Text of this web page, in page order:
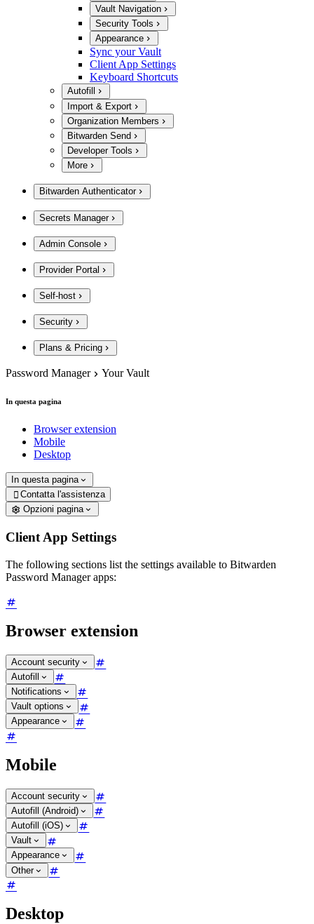
Vault Navigation
Security Tools
Appearance
Sync your Vault
Client App Settings
Keyboard Shortcuts
Autofill
Import & Export
Organization Members
Bitwarden Send
Developer Tools
More
Bitwarden Authenticator
Secrets Manager
Admin Console
Provider Portal
Self-host
Security
Plans & Pricing
Password Manager Your Vault
In questa pagina
Browser extension
Mobile
Desktop
In questa pagina
 Contatta l'assistenza
Opzioni pagina
Client App Settings
The following sections list the settings available to Bitwarden
Password Manager apps:
Browser extension
Account security
Autofill
Notifications
Vault options
Appearance
Mobile
Account security
Autofill (Android)
Autofill (iOS)
Vault
Appearance
Other
Desktop